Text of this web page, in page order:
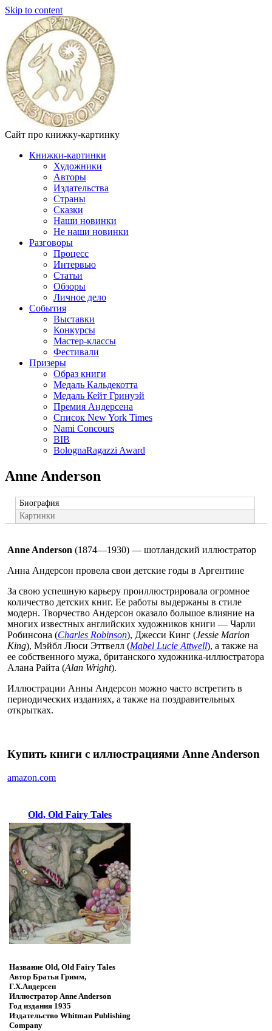
Skip to content
Сайт про книжку-картинку
Книжки-картинки
Художники
Авторы
Издательства
Страны
Сказки
Наши новинки
Не наши новинки
Разговоры
Процесс
Интервью
Статьи
Обзоры
Личное дело
События
Выставки
Конкурсы
Мастер-классы
Фестивали
Призеры
Образ книги
Медаль Кальдекотта
Медаль Кейт Гринуэй
Премия Андерсена
Список New York Times
Nami Concours
BIB
BolognaRagazzi Award
Anne Anderson
Биография
Картинки
Anne Anderson (1874—1930) — шотландский иллюстратор
Анна Андерсон провела свои детские годы в Аргентине
За свою успешную карьеру проиллюстрировала огромное
количество детских книг. Ее работы выдержаны в стиле
модерн. Творчество Андерсон оказало большое влияние на
многих известных английских художников книги — Чарли
Робинсона (Charles Robinson), Джесси Кинг (Jessie Marion
King), Мэйбл Люси Эттвелл (Mabel Lucie Attwell), а также на
ее собственного мужа, британского художника-иллюстратора
Алана Райта (Alan Wright).
Иллюстрации Анны Андерсон можно часто встретить в
периодических изданиях, а также на поздравительных
открытках.
Купить книги с иллюстрациями Anne Anderson
amazon.com
Old, Old Fairy Tales
Название Old, Old Fairy Tales
Автор Братья Гримм,
Г.Х.Андерсен
Иллюстратор Anne Anderson
Год издания 1935
Издательство Whitman Publishing
Company